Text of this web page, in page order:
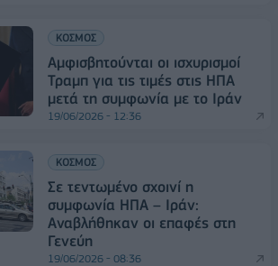
ΚΟΣΜΟΣ
Αμφισβητούνται οι ισχυρισμοί
Τραμπ για τις τιμές στις ΗΠΑ
μετά τη συμφωνία με το Ιράν
19/06/2026 - 12:36
ΚΟΣΜΟΣ
Σε τεντωμένο σχοινί η
συμφωνία ΗΠΑ – Ιράν:
Αναβλήθηκαν οι επαφές στη
Γενεύη
19/06/2026 - 08:36